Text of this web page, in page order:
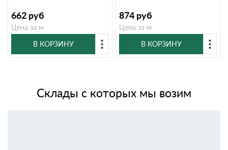
662 руб
Цена за м
В КОРЗИНУ
874 руб
Цена за м
В КОРЗИНУ
Склады с которых мы возим